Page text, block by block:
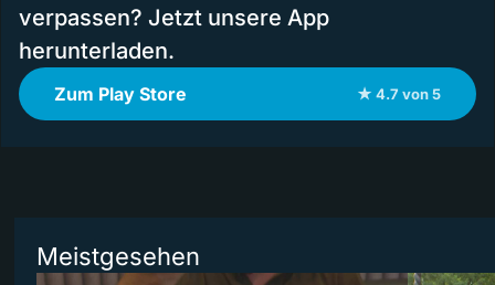
verpassen? Jetzt unsere App
herunterladen.
Zum Play Store ★ 4.7 von 5
Meistgesehen